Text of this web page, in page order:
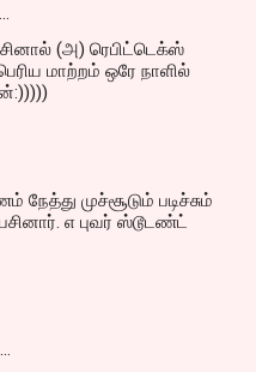
(அ) ரெபிட்டெக்ஸ்
மாற்றம் ஒரே நாளில்
நேத்து முச்சூடும் படிச்சும்
எ புவர் ஸ்டூடண்ட்